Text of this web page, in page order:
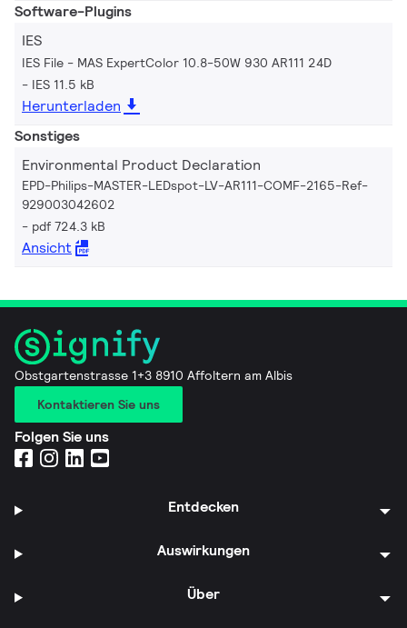
Software-Plugins
IES
IES File - MAS ExpertColor 10.8-50W 930 AR111 24D
IES 11.5 kB
Herunterladen
Sonstiges
Environmental Product Declaration
EPD-Philips-MASTER-LEDspot-LV-AR111-COMF-2165-Ref-
929003042602
pdf 724.3 kB
Ansicht
Obstgartenstrasse 1+3 8910 Affoltern am Albis
Kontaktieren Sie uns
Folgen Sie uns
Entdecken
Auswirkungen
Über